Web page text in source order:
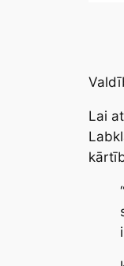
Lai